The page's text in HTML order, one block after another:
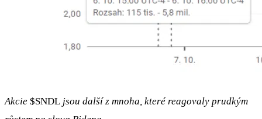
Akcie $SNDL jsou další z mnoha, které reagovaly prudkým